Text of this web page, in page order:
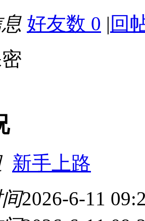
好友数 0 | 回
新手上路
2026-6-11